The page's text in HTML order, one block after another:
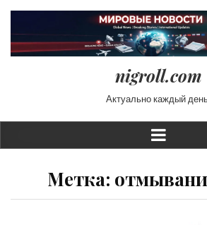
nigroll.com
Актуально каждый
Метка: